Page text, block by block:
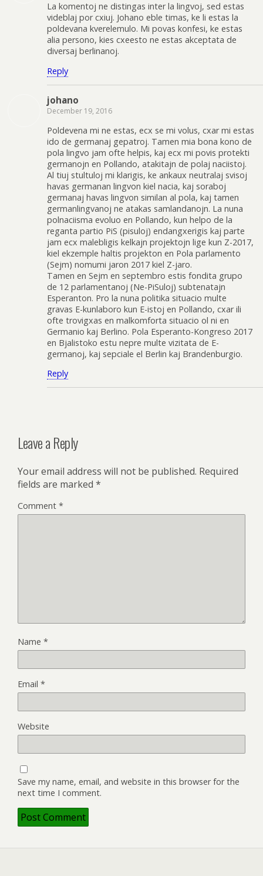
La komentoj ne distingas inter la lingvoj, sed estas
videblaj por cxiuj. Johano eble timas, ke li estas la
poldevana kverelemulo. Mi povas konfesi, ke estas
alia persono, kies cxeesto ne estas akceptata de
diversaj berlinanoj.
Reply
johano
December 19, 2016
Poldevena mi ne estas, ecx se mi volus, cxar mi estas
ido de germanaj gepatroj. Tamen mia bona kono de
pola lingvo jam ofte helpis, kaj ecx mi povis protekti
germanojn en Pollando, atakitajn de polaj naciistoj.
Al tiuj stultuloj mi klarigis, ke ankaux neutralaj svisoj
havas germanan lingvon kiel nacia, kaj soraboj
germanaj havas lingvon similan al pola, kaj tamen
germanlingvanoj ne atakas samlandanojn. La nuna
polnaciisma evoluo en Pollando, kun helpo de la
reganta partio PiS (pisuloj) endangxerigis kaj parte
jam ecx malebligis kelkajn projektojn lige kun Z-2017,
kiel ekzemple haltis projekton en Pola parlamento
(Sejm) nomumi jaron 2017 kiel Z-jaro.
Tamen en Sejm en septembro estis fondita grupo
de 12 parlamentanoj (Ne-PiSuloj) subtenatajn
Esperanton. Pro la nuna politika situacio multe
gravas E-kunlaboro kun E-istoj en Pollando, cxar ili
ofte trovigxas en malkomforta situacio ol ni en
Germanio kaj Berlino. Pola Esperanto-Kongreso 2017
en Bjalistoko estu nepre multe vizitata de E-
germanoj, kaj sepciale el Berlin kaj Brandenburgio.
Reply
Leave a Reply
Your email address will not be published. Required
fields are marked *
Comment *
Name *
Email *
Website
Save my name, email, and website in this browser for the
next time I comment.